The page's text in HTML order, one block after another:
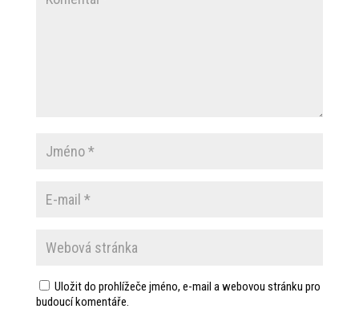
Uložit do prohlížeče jméno, e-mail a webovou stránku pro
budoucí komentáře.